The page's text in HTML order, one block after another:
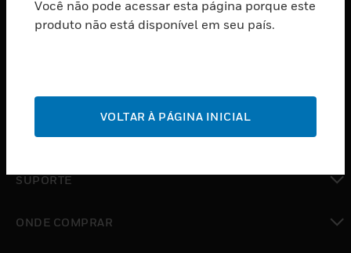
PRODUTOS
SERVIÇOS
INDUSTRIAS
SUPORTE
ONDE COMPRAR
Você não pode acessar esta página porque este
produto não está disponível em seu país.
VOLTAR À PÁGINA INICIAL